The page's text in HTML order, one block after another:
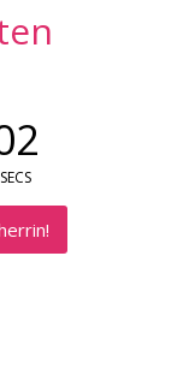
SECS